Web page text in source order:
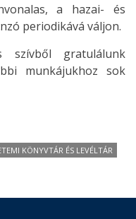
a hazai- és
periodikává váljon.
szívből gratulálunk
munkájukhoz sok
KÖNYVTÁR ÉS LEVÉLTÁR